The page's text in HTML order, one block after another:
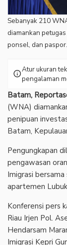
Sebanyak 210
diamankan
ponsel, dan
infoAtur ukuran
pengalaman
Batam,
(WNA)
penipuan
Batam,
‎Pengungkapan
pengawasan
Imigrasi
apartemen
‎Konferensi pers
Riau Irjen Pol.
Hendarsam
Imigrasi Kepri